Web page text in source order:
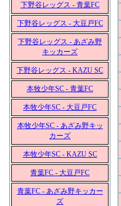
下野谷レッグス - 青葉FC
下野谷レッグス - 大豆戸FC
下野谷レッグス - あざみ野
キッカーズ
下野谷レッグス - KAZU SC
本牧少年SC - 青葉FC
本牧少年SC - 大豆戸FC
本牧少年SC - あざみ野キッ
カーズ
本牧少年SC - KAZU SC
青葉FC - 大豆戸FC
青葉FC - あざみ野キッカー
ズ